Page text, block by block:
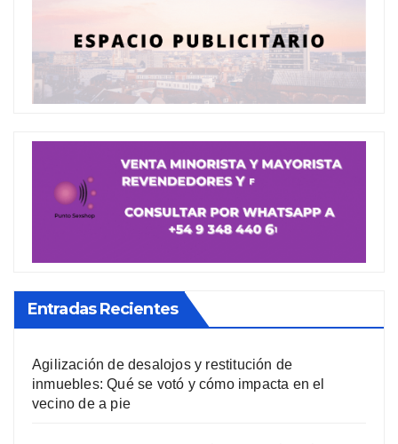
Entradas Recientes
Agilización de desalojos y restitución de
inmuebles: Qué se votó y cómo impacta en el
vecino de a pie